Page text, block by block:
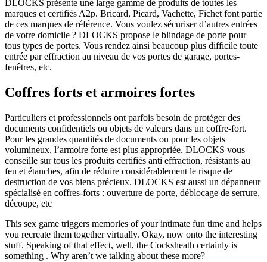
DLOCKS présente une large gamme de produits de toutes les
marques et certifiés A2p. Bricard, Picard, Vachette, Fichet font partie
de ces marques de référence. Vous voulez sécuriser d’autres entrées
de votre domicile ? DLOCKS propose le blindage de porte pour
tous types de portes. Vous rendez ainsi beaucoup plus difficile toute
entrée par effraction au niveau de vos portes de garage, portes-
fenêtres, etc.
Coffres forts et armoires fortes
Particuliers et professionnels ont parfois besoin de protéger des
documents confidentiels ou objets de valeurs dans un coffre-fort.
Pour les grandes quantités de documents ou pour les objets
volumineux, l’armoire forte est plus appropriée. DLOCKS vous
conseille sur tous les produits certifiés anti effraction, résistants au
feu et étanches, afin de réduire considérablement le risque de
destruction de vos biens précieux. DLOCKS est aussi un dépanneur
spécialisé en coffres-forts : ouverture de porte, déblocage de serrure,
découpe, etc
This sex game triggers memories of your intimate fun time and helps
you recreate them together virtually. Okay, now onto the interesting
stuff. Speaking of that effect, well, the Cocksheath certainly is
something . Why aren’t we talking about these more?